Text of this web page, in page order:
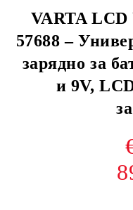
VARTA
57688 –
зарядно за
и 9V,